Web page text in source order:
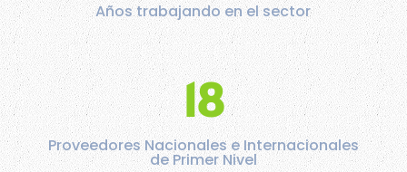
Años trabajando en el sector
18
Proveedores Nacionales e Internacionales
de Primer Nivel